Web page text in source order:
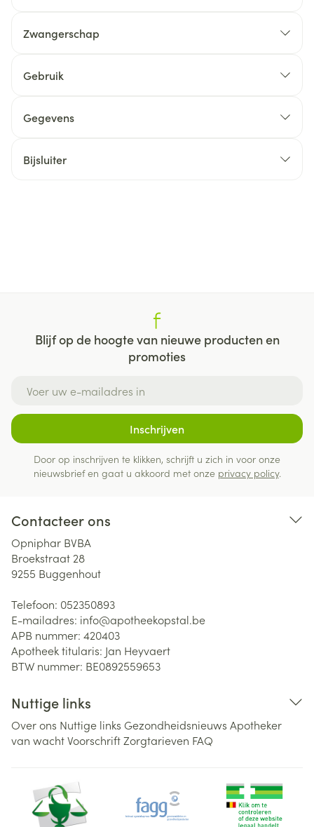
Zwangerschap
Gebruik
Gegevens
Bijsluiter
Blijf op de hoogte van nieuwe producten en
promoties
Inschrijven
Door op inschrijven te klikken, schrijft u zich in voor onze
nieuwsbrief en gaat u akkoord met onze privacy policy.
Contacteer ons
Opniphar BVBA
Broekstraat 28
9255 Buggenhout
Telefoon: 052350893
E-mailadres: info@apotheekopstal.be
APB nummer: 420403
Apotheek titularis: Jan Heyvaert
BTW nummer: BE0892559653
Nuttige links
Over ons Nuttige links Gezondheidsnieuws Apotheker
van wachtVoorschriftZorgtarieven FAQ